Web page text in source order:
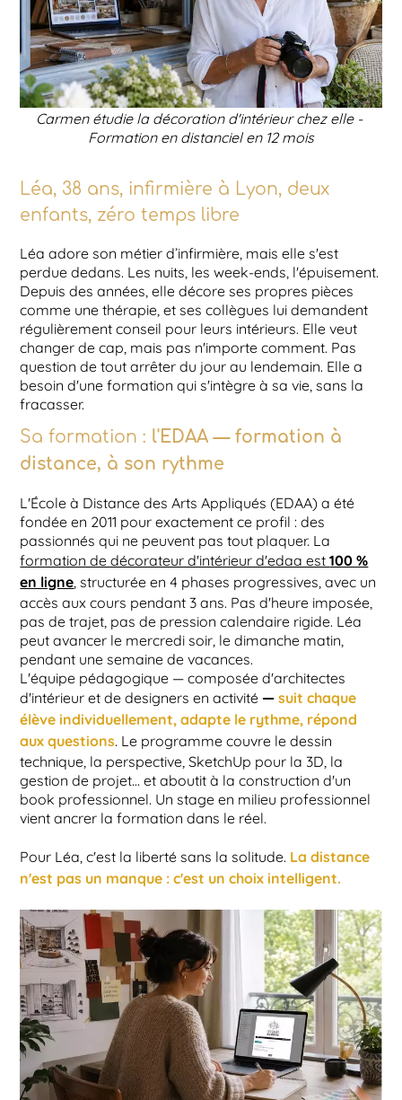
Carmen étudie la décoration d'intérieur chez elle -
Formation en distanciel en 12 mois
Léa, 38 ans, infirmière à Lyon, deux
enfants, zéro temps libre
Léa adore son métier d’infirmière, mais elle s'est
perdue dedans. Les nuits, les week-ends, l'épuisement.
Depuis des années, elle décore ses propres pièces
comme une thérapie, et ses collègues lui demandent
régulièrement conseil pour leurs intérieurs. Elle veut
changer de cap, mais pas n'importe comment. Pas
question de tout arrêter du jour au lendemain. Elle a
besoin d'une formation qui s'intègre à sa vie, sans la
fracasser.
Sa formation : l'EDAA — formation à
distance, à son rythme
L'École à Distance des Arts Appliqués (EDAA) a été
fondée en 2011 pour exactement ce profil : des
passionnés qui ne peuvent pas tout plaquer. La
formation de décorateur d'intérieur d'edaa est100 %
en ligne , structurée en 4 phases progressives, avec un
accès aux cours pendant 3 ans. Pas d'heure imposée,
pas de trajet, pas de pression calendaire rigide. Léa
peut avancer le mercredi soir, le dimanche matin,
pendant une semaine de vacances.
L'équipe pédagogique — composée d'architectes
d'intérieur et de designers en activité —suit chaque
élève individuellement, adapte le rythme, répond
aux questions . Le programme couvre le dessin
technique, la perspective, SketchUp pour la 3D, la
gestion de projet… et aboutit à la construction d'un
book professionnel. Un stage en milieu professionnel
vient ancrer la formation dans le réel.
Pour Léa, c'est la liberté sans la solitude. La distance
n'est pas un manque : c'est un choix intelligent.